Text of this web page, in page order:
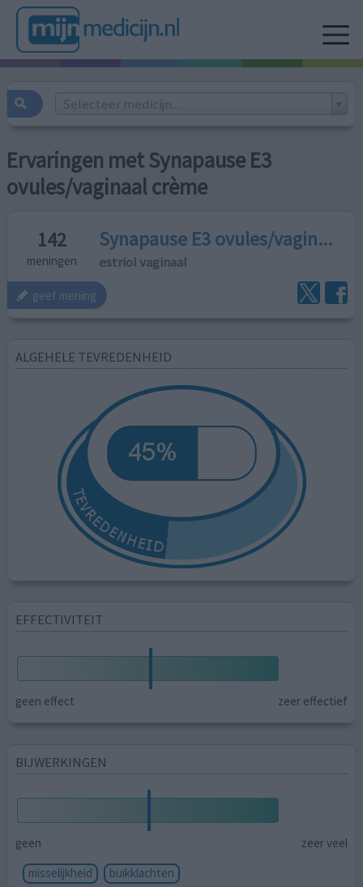
Selecteer medicijn...
Ervaringen met Synapause E3
ovules/vaginaal crème
142
meningen
Synapause E3 ovules/vagin...
estriol vaginaal
geef mening
ALGEHELE TEVREDENHEID
EFFECTIVITEIT
geen effect zeer effectief
BIJWERKINGEN
geen
zeer veel
misselijkheid
buikklachten